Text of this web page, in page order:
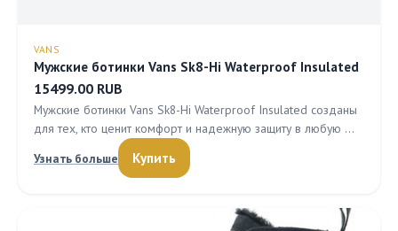
VANS
Мужские ботинки Vans Sk8-Hi Waterproof Insulated
15499.00 RUB
Мужские ботинки Vans Sk8-Hi Waterproof Insulated созданы
для тех, кто ценит комфорт и надежную защиту в любую …
Узнать больше
Купить